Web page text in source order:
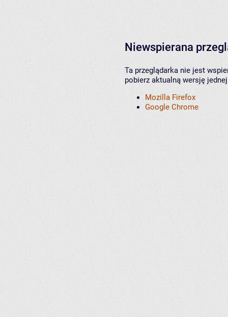
Niewspierana
Ta przeglądarka nie jest
pobierz aktualną wersję
Mozilla Firefox
Google Chrome